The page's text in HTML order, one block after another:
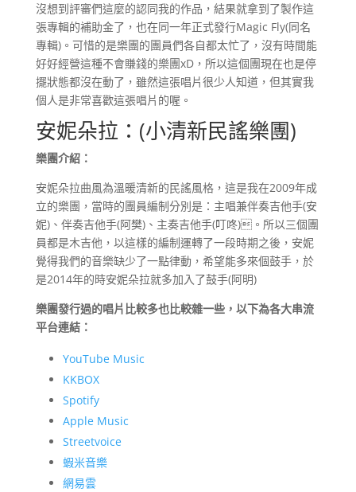
沒想到評審們這麼的認同我的作品，結果就拿到了製作這
張專輯的補助金了，也在同一年正式發行Magic Fly(同名
專輯)。可惜的是樂團的團員們各自都太忙了，沒有時間能
好好經營這種不會賺錢的樂團xD，所以這個團現在也是停
擺狀態都沒在動了，雖然這張唱片很少人知道，但其實我
個人是非常喜歡這張唱片的喔。
安妮朵拉：(小清新民謠樂團)
樂團介紹：
安妮朵拉曲風為溫暖清新的民謠風格，這是我在2009年成
立的樂團，當時的團員編制分別是：主唱兼伴奏吉他手(安
妮)、伴奏吉他手(阿樊)、主奏吉他手(叮咚)。所以三個團
員都是木吉他，以這樣的編制運轉了一段時期之後，安妮
覺得我們的音樂缺少了一點律動，希望能多來個鼓手，於
是2014年的時安妮朵拉就多加入了鼓手(阿明)
樂團發行過的唱片比較多也比較雜一些，以下為各大串流
平台連結：
YouTube Music
KKBOX
Spotify
Apple Music
Streetvoice
蝦米音樂
網易雲